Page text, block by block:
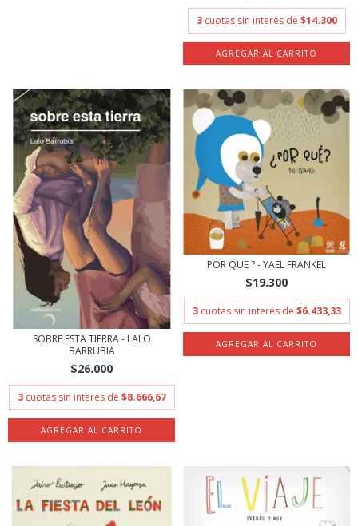
3 cuotas sin interés de $14.300
SOBRE ESTA TIERRA - LALO
BARRUBIA
$26.000
3 cuotas sin interés de $8.666,67
POR QUE ? - YAEL FRANKEL
$19.300
3 cuotas sin interés de $6.433,33